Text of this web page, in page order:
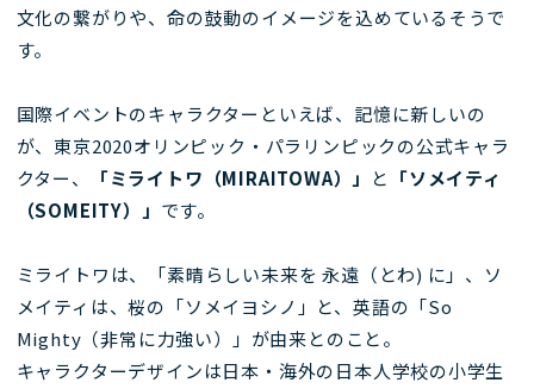
文化の繋がりや、命の鼓動のイメージを込めているそうで
す。
国際イベントのキャラクターといえば、記憶に新しいの
が、東京2020オリンピック・パラリンピックの公式キャラ
クター、
「ミライトワ（MIRAITOWA）」 と 「ソメイティ
（SOMEITY）」 です。
ミライトワは、「素晴らしい未来を 永遠（とわ) に」、ソ
メイティは、桜の「ソメイヨシノ」と、英語の「So
Mighty（非常に力強い）」が由来とのこと。
キャラクターデザインは日本・海外の日本人学校の小学生